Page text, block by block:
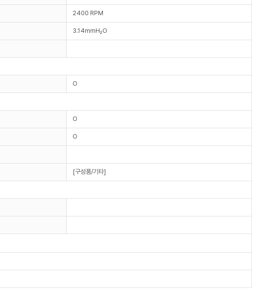
2400 RPM
3.14mmH₂O
O
O
O
[구성품/기타]